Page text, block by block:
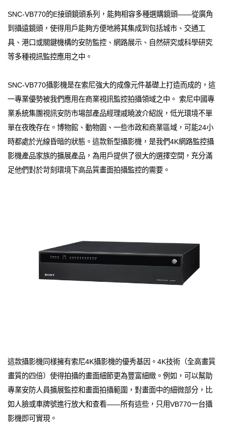
SNC-VB770的E接頭鏡頭系列，能夠相容多種選購鏡頭——從廣角
到攝遠鏡頭，使得用戶能夠方便地將其集成到包括城市、交通工
具、港口或關鍵機構的安防監控、網路展示、自然研究或科學研究
等多種視訊監控應用之中。
SNC-VB770攝影機是在索尼強大的成像元件基礎上打造而成的，這
一專業優勢被我們應用在商業視訊監控拍攝領域之中。 索尼中國專
業系統集團視訊安防市場部產品經理戚曉波介紹說，低光環境不單
單在夜晚存在。博物館、動物園、一些市政和商業區域，可能24小
時都處於光線昏暗的狀態。這款新型攝影機，是我們4K網路監控攝
影機產品家族的擴展產品，為用戶提供了很大的選擇空間，充分滿
足他們對於苛刻環境下高品質畫面拍攝監控的需要。
這款攝影機同樣擁有索尼4K攝影機的優秀基因。4K技術（全高畫質
畫質的四倍）使得拍攝的畫面細節更為豐富細緻。例如，可以幫助
專業安防人員擴展監控和畫面拍攝範圍，對畫面中的細微部分，比
如人臉或車牌號進行放大和查看——所有這些，只用VB770一台攝
影機即可實現。